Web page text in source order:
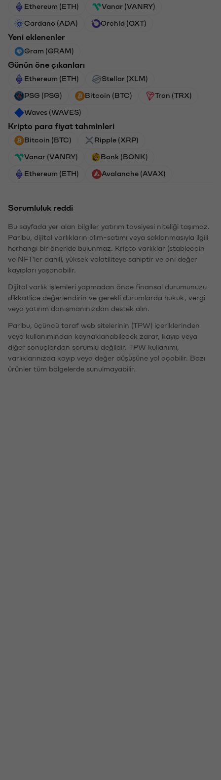
Ethereum (ETH) Vanar (VANRY)
Cardano (ADA) Orchid (OXT)
Yeni eklenenler
Gram (GRAM)
Günün öne çıkanları
Ethereum (ETH) Stellar (XLM)
PSG (PSG) Bitcoin (BTC) Tron (TRX)
Waves (WAVES)
Kripto para fiyat tahminleri
Bitcoin (BTC) Ripple (XRP)
Vanar (VANRY) Bonk (BONK)
Ethereum (ETH) Avalanche (AVAX)
Sorumluluk reddi
Bu sayfada yer alan bilgiler yatırım tavsiyesi niteliği taşımaz.
Paribu, dijital varlıkların alım-satımı veya saklanmasıyla ilgili
herhangi bir öneride bulunmaz. Kripto varlıklar (stablecoin
ve NFT'ler dahil), yüksek volatiliteye sahiptir ve ani değer
kayıpları yaşanabilir.
Dijital varlık işlemleri yapmadan önce finansal durumunuzu
dikkatlice değerlendirin ve gerekli durumlarda hukuk, vergi
veya yatırım danışmanınızdan destek alın.
Paribu, üçüncü taraf web sitelerinin (TPW) içeriklerinden
veya kullanımından kaynaklanabilecek zarar, kayıp veya
diğer sonuçlardan sorumlu değildir. TPW kullanımı,
varlıklarınızda kayıp veya değer düşüşüne yol açabilir. Bazı
ürünler tüm bölgelerde sunulmayabilir.